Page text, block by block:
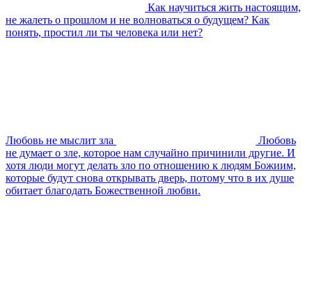
Как научиться жить настоящим,
не жалеть о прошлом и не волноваться о будущем? Как
понять, простил ли ты человека или нет?
Любовь не мыслит зла
Любовь
не думает о зле, которое нам случайно причинили другие. И
хотя люди могут делать зло по отношению к людям Божиим,
которые будут снова открывать дверь, потому что в их душе
обитает благодать Божественной любви.